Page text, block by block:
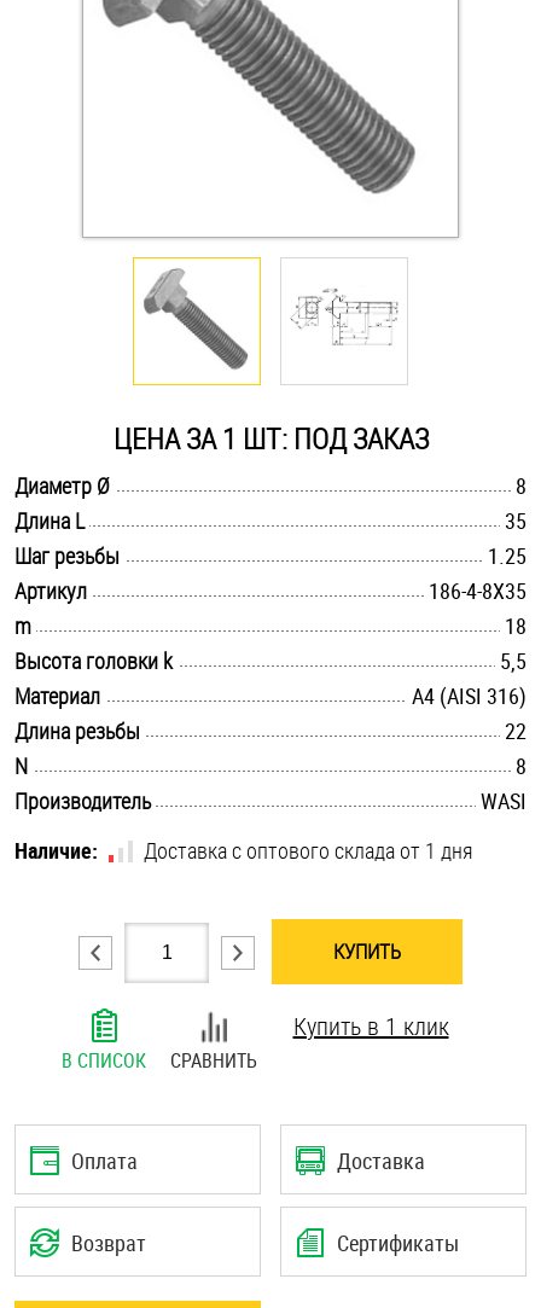
Крюки, кольца с метрической резьбой
Крюки, кольца с шурупной резьбой
Оснастка и аксессуары для яхт
Стопорные кольца
Такелаж
Хомуты
Шайбы
Шпильки
Шплинты
Штифты и пальцы
ЦЕНА ЗА 1 ШТ: ПОД ЗАКАЗ
Диаметр Ø
8
Длина L
35
Шаг резьбы
1.25
Артикул
186-4-8X35
m
18
Высота головки k
5,5
Материал
A4 (AISI 316)
Длина резьбы
22
N
8
Производитель
WASI
Наличие:
Доставка с оптового склада от 1 дня
КУПИТЬ
В СПИСОК СРАВНИТЬ
Купить в 1 клик
Оплата Доставка
Возврат Сертификаты